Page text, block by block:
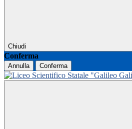
Chiudi
Conferma
Annulla Conferma